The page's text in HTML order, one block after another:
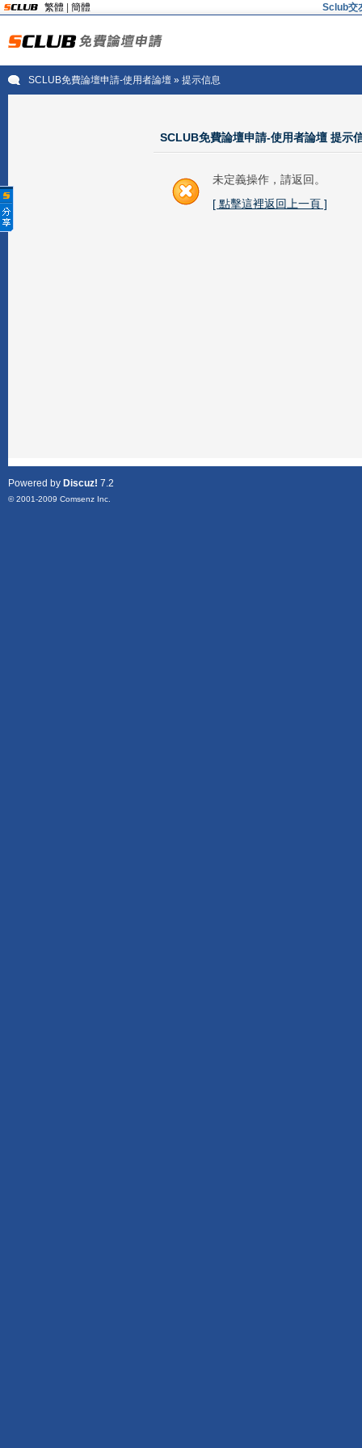
繁體 簡體 Sclub交
SCLUB免費論壇申請-使用者論壇» 提示信息
SCLUB免費論壇申請-使用者論壇 提示
未定義操作，請返回。
[ 點擊這裡返回上一頁 ]
Powered by Discuz! 7.2
© 2001-2009 Comsenz Inc.